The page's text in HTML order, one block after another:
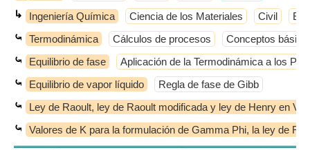
↳ Ingeniería Química Ciencia de los Materiales Civil
⤿ Termodinámica Cálculos de procesos Conceptos
⤿ Equilibrio de fase Aplicación de la Termodinámica a los
⤿ Equilibrio de vapor líquido Regla de fase de Gibb
⤿ Ley de Raoult, ley de Raoult modificada y ley de Henry en
⤿ Valores de K para la formulación de Gamma Phi, la ley de